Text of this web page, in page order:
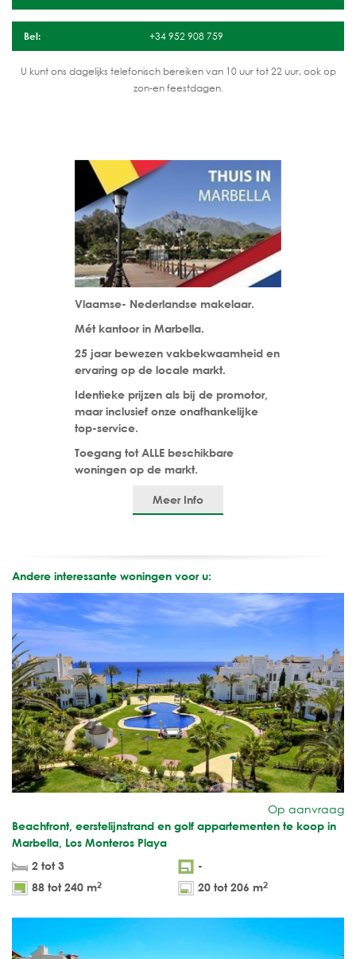
Bel: +34 952 908 759
U kunt ons dagelijks telefonisch bereiken van 10 uur tot 22 uur, ook op
zon-en feestdagen.
Vlaamse- Nederlandse makelaar.
Mét kantoor in Marbella.
25 jaar bewezen vakbekwaamheid en
ervaring op de locale markt.
Identieke prijzen als bij de promotor,
maar inclusief onze onafhankelijke
top-service.
Toegang tot ALLE beschikbare
woningen op de markt.
Meer Info
Andere interessante woningen voor u:
Op aanvraag
Beachfront, eerstelijnstrand en golf appartementen te koop in
Marbella, Los Monteros Playa
2 tot 3
-
88 tot 240 m2 20 tot 206 m2